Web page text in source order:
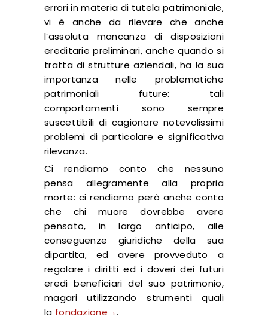
errori in materia di tutela patrimoniale,
vi è anche da rilevare che anche
l’assoluta mancanza di disposizioni
ereditarie preliminari, anche quando si
tratta di strutture aziendali, ha la sua
importanza nelle problematiche
patrimoniali future: tali
comportamenti sono sempre
suscettibili di cagionare notevolissimi
problemi di particolare e significativa
rilevanza.
Ci rendiamo conto che nessuno
pensa allegramente alla propria
morte: ci rendiamo però anche conto
che chi muore dovrebbe avere
pensato, in largo anticipo, alle
conseguenze giuridiche della sua
dipartita, ed avere provveduto a
regolare i diritti ed i doveri dei futuri
eredi beneficiari del suo patrimonio,
magari utilizzando strumenti quali
la fondazione→.